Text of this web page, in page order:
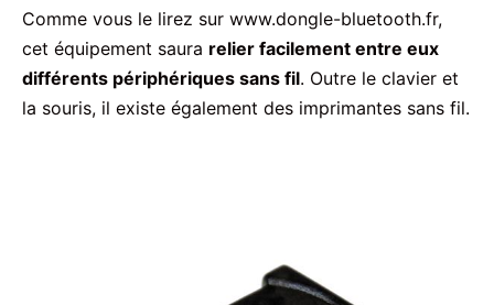
Comme vous le lirez sur www.dongle-bluetooth.fr,
cet équipement saura relier facilement entre eux
différents périphériques sans fil. Outre le clavier et
la souris, il existe également des imprimantes sans fil.